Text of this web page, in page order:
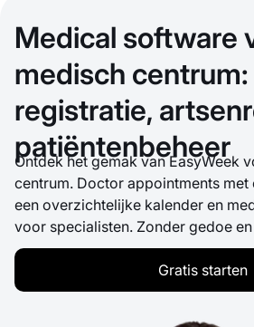
Medical software
medisch
registratie,
patiëntenbeheer
Ontdek het gemak van EasyWeek
centrum. Doctor appointments met
een overzichtelijke kalender en
voor specialisten. Zonder gedoe
Gratis starten